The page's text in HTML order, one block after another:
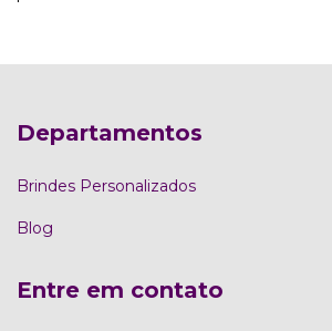
Departamentos
Brindes Personalizados
Blog
Entre em contato